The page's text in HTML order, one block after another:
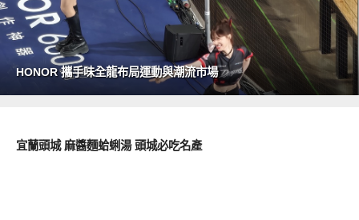
HONOR 攜手味全龍布局運動與潮流市場
宜蘭頭城 麻醬麵蛤蜊湯 頭城必吃名產